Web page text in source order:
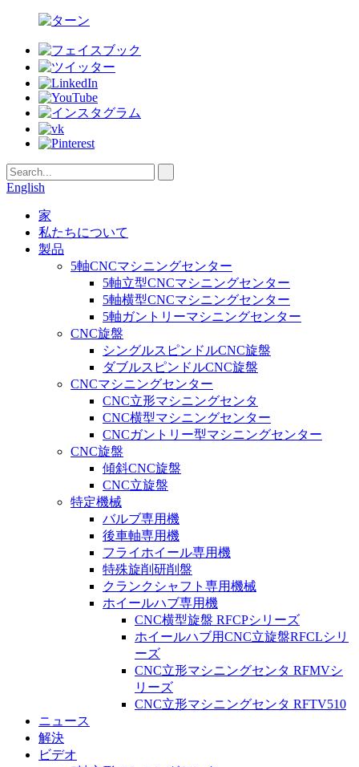
English
家
私たちについて
製品
5軸CNCマシニングセンター
5軸立型CNCマシニングセンター
5軸横型CNCマシニングセンター
5軸ガントリーマシニングセンター
CNC旋盤
シングルスピンドルCNC旋盤
ダブルスピンドルCNC旋盤
CNCマシニングセンター
CNC立形マシニングセンタ
CNC横型マシニングセンター
CNCガントリー型マシニングセンター
CNC旋盤
傾斜CNC旋盤
CNC立旋盤
特定機械
バルブ専用機
後車軸専用機
フライホイール専用機
特殊旋削研削盤
クランクシャフト専用機械
ホイールハブ専用機
CNC横型旋盤 RFCPシリーズ
ホイールハブ用CNC立旋盤RFCLシリ
ーズ
CNC立形マシニングセンタ RFMVシ
リーズ
CNC立形マシニングセンタ RFTV510
ニュース
解決
ビデオ